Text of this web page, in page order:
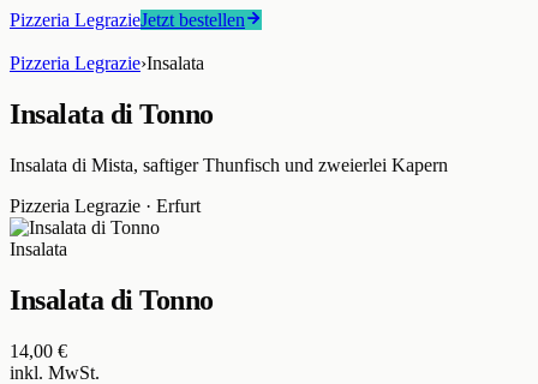
Pizzeria LegrazieJetzt bestellen
Pizzeria Legrazie›Insalata
Insalata di Tonno
Insalata di Mista, saftiger Thunfisch und zweierlei Kapern
Pizzeria Legrazie · Erfurt
Insalata
Insalata di Tonno
14,00 €
inkl. MwSt.